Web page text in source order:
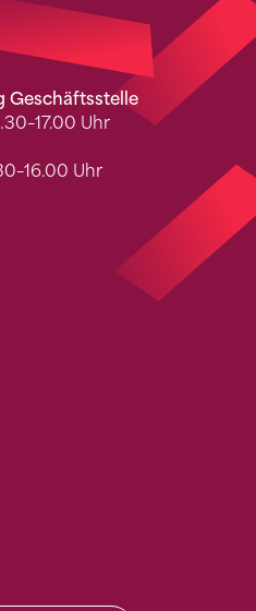
Geschäftsstelle
Uhr
Uhr